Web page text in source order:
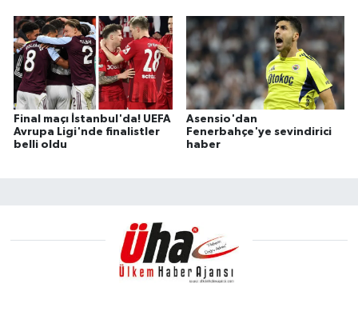
Final maçı İstanbul'da! UEFA
Avrupa Ligi'nde finalistler
belli oldu
Asensio'dan
Fenerbahçe'ye sevindirici
haber